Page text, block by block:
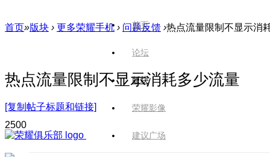
首页
论坛
版块
荣耀影像
建议广场
首页»版块 › 更多荣耀手机 › 问题反馈 ›热点流量限制不显示消
热点流量限制不显示消耗多少流量
[复制帖子标题和链接]
2500